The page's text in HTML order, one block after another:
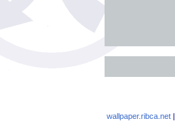
wallpaper.ribca.net|